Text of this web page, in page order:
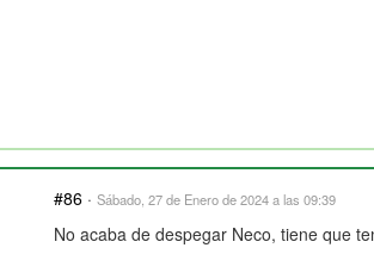
#86 · Sábado, 27 de Enero de 2024 a las 09:39
No acaba de despegar Neco, tiene que